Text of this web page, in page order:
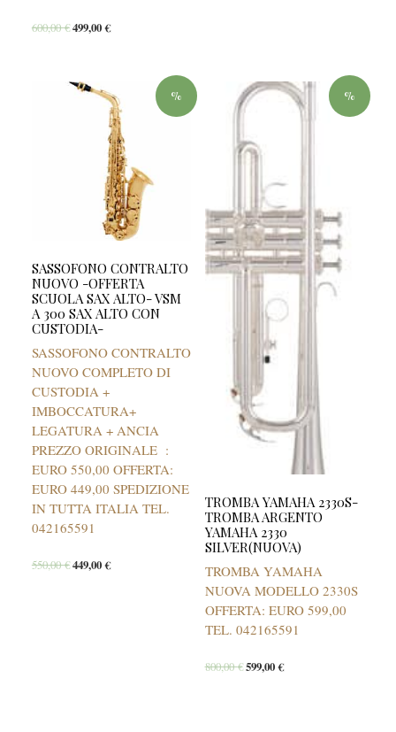
600,00€499,00€
%
SASSOFONO CONTRALTO
NUOVO -OFFERTA
SCUOLA SAX ALTO- VSM
A 300 SAX ALTO CON
CUSTODIA-
SASSOFONO CONTRALTO
NUOVO COMPLETO DI
CUSTODIA +
IMBOCCATURA+
LEGATURA + ANCIA
PREZZO ORIGINALE :
EURO 550,00 OFFERTA:
EURO 449,00 SPEDIZIONE
IN TUTTA ITALIA TEL.
042165591
550,00€449,00€
%
TROMBA YAMAHA 2330S-
TROMBA ARGENTO
YAMAHA 2330
SILVER(NUOVA)
TROMBA YAMAHA
NUOVA MODELLO 2330S
OFFERTA: EURO 599,00
TEL. 042165591
800,00€599,00€